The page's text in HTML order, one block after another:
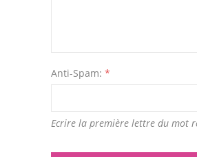
Anti-Spam: *
Ecrire la première lettre du mot